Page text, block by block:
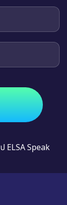
ELSA Speak